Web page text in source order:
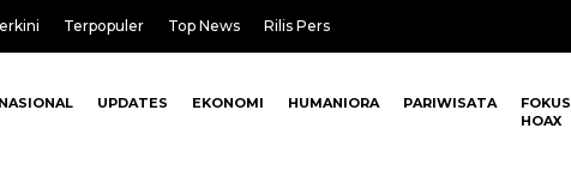
Terpopuler Top News Rilis Pers
NASIONAL UPDATES EKONOMI HUMANIORA PARIWISATA
FOKUS
HOAX